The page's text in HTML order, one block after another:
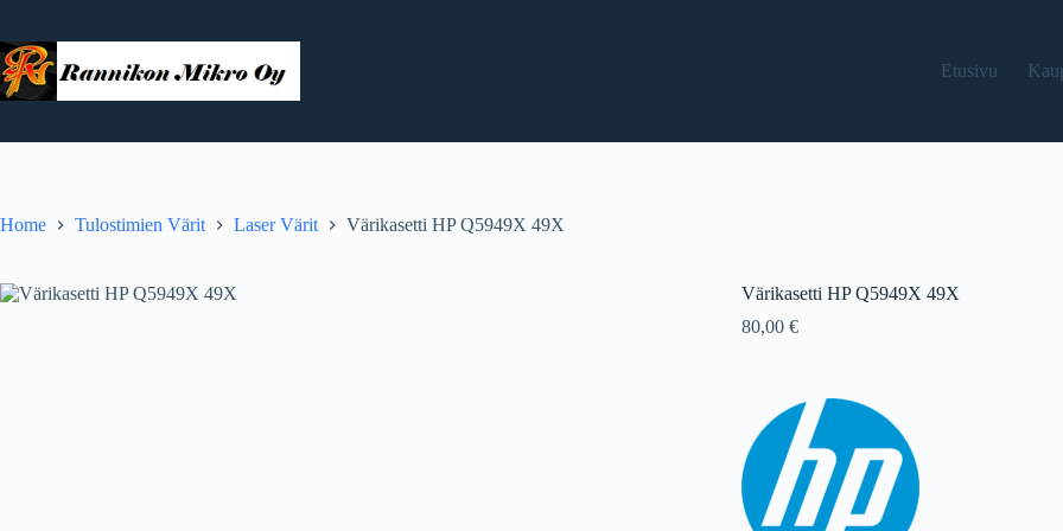
content
Etusivu
Home Tulostimien Värit Laser Värit Värikasetti HP Q5949X 49X
Värikasetti HP Q5949X 49X
80,00 €